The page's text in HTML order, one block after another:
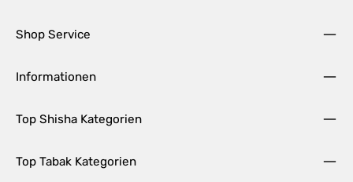
Shop Service
Informationen
Top Shisha Kategorien
Top Tabak Kategorien